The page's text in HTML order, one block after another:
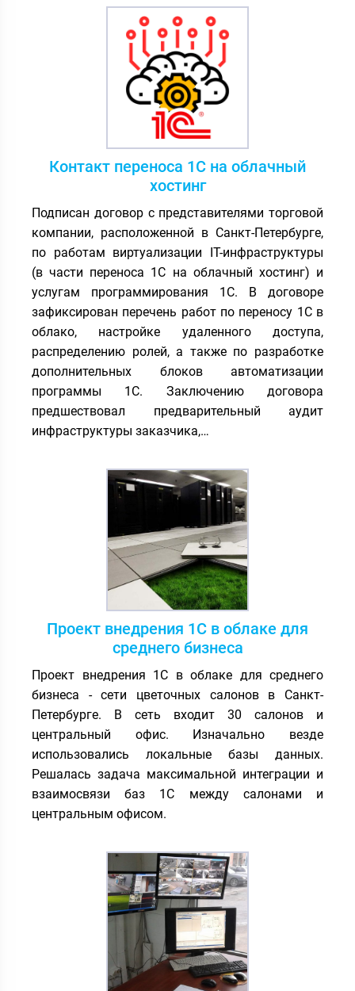
Контакт переноса 1С на облачный
хостинг
Подписан договор с представителями торговой
компании, расположенной в Санкт-Петербурге,
по работам виртуализации IT-инфраструктуры
(в части переноса 1С на облачный хостинг) и
услугам программирования 1С. В договоре
зафиксирован перечень работ по переносу 1С в
облако, настройке удаленного доступа,
распределению ролей, а также по разработке
дополнительных блоков автоматизации
программы 1С. Заключению договора
предшествовал предварительный аудит
инфраструктуры заказчика,…
Проект внедрения 1С в облаке для
среднего бизнеса
Проект внедрения 1С в облаке для среднего
бизнеса - сети цветочных салонов в Санкт-
Петербурге. В сеть входит 30 салонов и
центральный офис. Изначально везде
использовались локальные базы данных.
Решалась задача максимальной интеграции и
взаимосвязи баз 1С между салонами и
центральным офисом.